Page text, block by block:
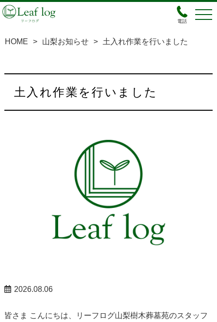
電話
HOME > 山梨お知らせ > 土入れ作業を行いました
土入れ作業を行いました
2026.08.06
皆さま こんにちは、リーフログ山梨樹木葬墓苑のスタッフ